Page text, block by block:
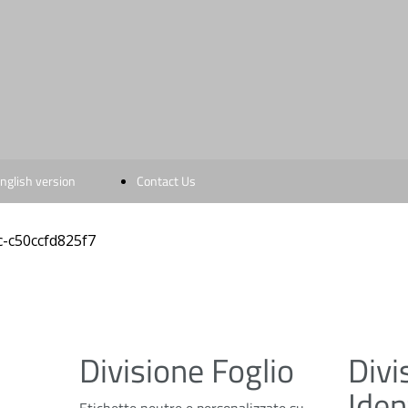
version
Environment
Contact Us
Divisione Foglio